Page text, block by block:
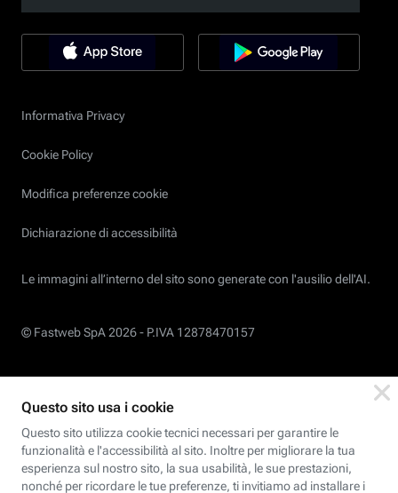
Informativa Privacy
Cookie Policy
Modifica preferenze cookie
Dichiarazione di accessibilità
Le immagini all’interno del sito sono generate con l'ausilio dell'AI.
© Fastweb SpA 2026 - P.IVA 12878470157